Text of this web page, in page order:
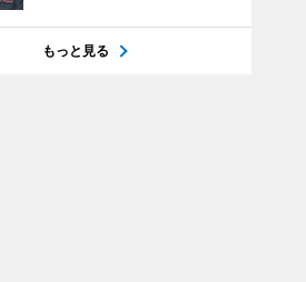
もっと見る